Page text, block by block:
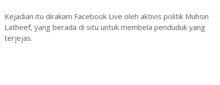
Kejadian itu dirakam Facebook Live oleh aktivis politik Muhsin
Latheef, yang berada di situ untuk membela penduduk yang
terjejas.